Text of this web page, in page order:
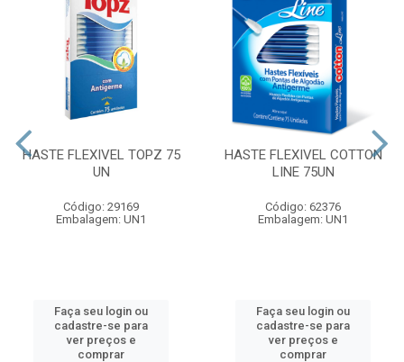
HASTE FLEXIVEL TOPZ 75
UN
Código: 29169
Embalagem: UN1
Faça seu login ou
cadastre-se para
ver preços e
comprar
HASTE FLEXIVEL COTTON
LINE 75UN
Código: 62376
Embalagem: UN1
Faça seu login ou
cadastre-se para
ver preços e
comprar